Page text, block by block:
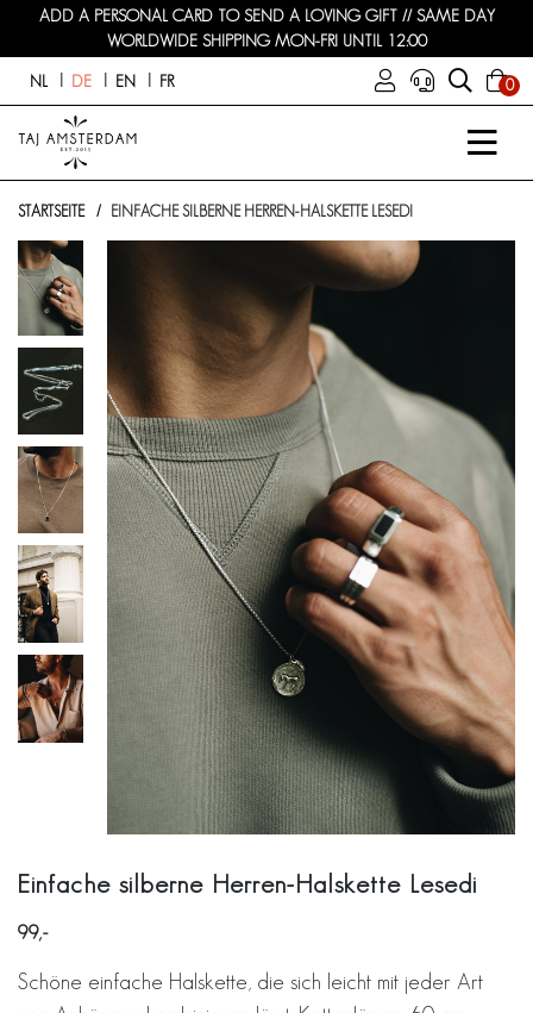
ADD A PERSONAL CARD TO SEND A LOVING GIFT // SAME DAY
WORLDWIDE SHIPPING MON-FRI UNTIL 12:00
NL DE EN FR 0
STARTSEITE EINFACHE SILBERNE HERREN-HALSKETTE LESEDI
Einfache silberne Herren-Halskette Lesedi
99
Schöne einfache Halskette, die sich leicht mit jeder Art